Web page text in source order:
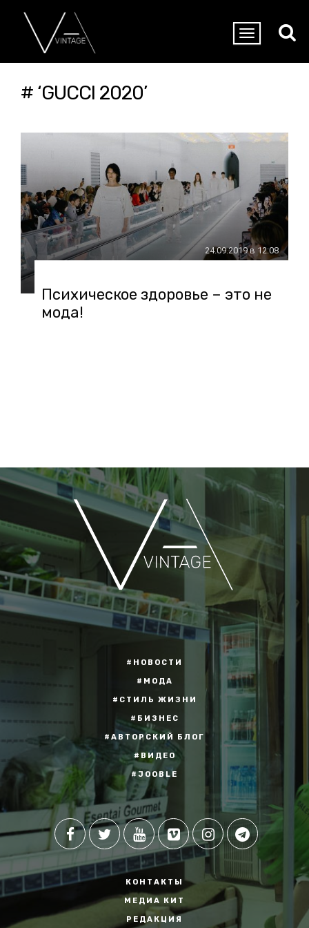
# ‘GUCCI 2020’
24.09.2019 в 12:08
Психическое здоровье – это не
мода!
#НОВОСТИ
#МОДА
#СТИЛЬ ЖИЗНИ
#БИЗНЕС
#АВТОРСКИЙ БЛОГ
#ВИДЕО
#JOOBLE
КОНТАКТЫ
МЕДИА КИТ
РЕДАКЦИЯ